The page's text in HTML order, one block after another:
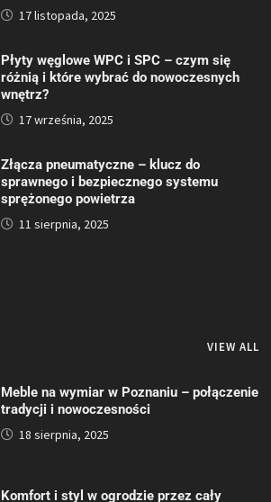
17 listopada, 2025
Płyty węglowe WPC i SPC – czym się
różnią i które wybrać do nowoczesnych
wnętrz?
17 września, 2025
Złącza pneumatyczne – klucz do
sprawnego i bezpiecznego systemu
sprężonego powietrza
11 sierpnia, 2025
VIEW ALL
Meble na wymiar w Poznaniu – połączenie
tradycji i nowoczesności
18 sierpnia, 2025
Komfort i styl w ogrodzie przez cały